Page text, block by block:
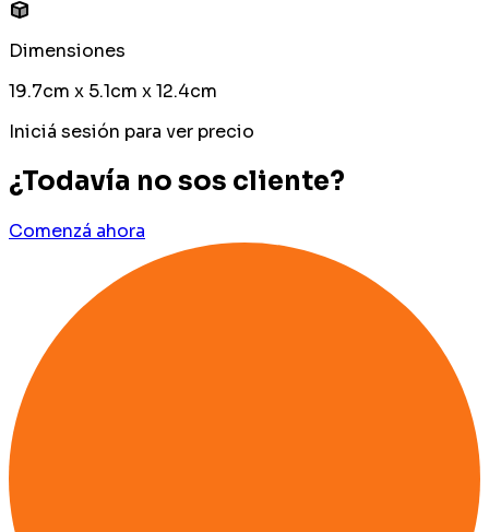
Dimensiones
19.7cm x 5.1cm x 12.4cm
Iniciá sesión para ver precio
¿Todavía no sos cliente?
Comenzá ahora